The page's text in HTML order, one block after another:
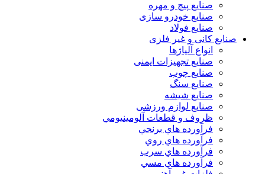
صنایع پیچ و مهره
صنایع خودرو سازی
صنایع فولاد
صنایع کانی و غیر فلزی
انواع آلياژها
صنایع تجهیزات ایمنی
صنایع چوب
صنایع سنگ
صنایع شیشه
صنایع لوازم ورزشی
ظروف و قطعات آلومينيومي
فرآورده هاي برنجي
فرآورده هاي روي
فرآورده هاي سرب
فرآورده هاي مسي